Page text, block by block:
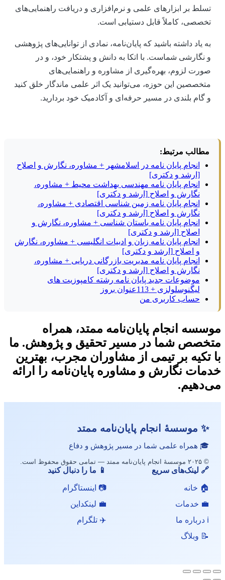
تسلط بر ابزارهای علمی و نرم‌افزاری و دریافت راهنمایی‌های
تخصصی، کاملاً قابل دستیابی است.
به یاد داشته باشید که پایان‌نامه، نمادی از توانایی‌های پژوهشی
و نگارشی شماست. با اتکا به دانش و پشتکار خود، و در
صورت لزوم، بهره‌گیری از مشاوره و راهنمایی‌های
متخصصین این حوزه، می‌توانید یک اثر علمی ماندگار خلق کنید
و گام بلندی در مسیر حرفه‌ای و آکادمیک خود بردارید.
مطالب مرتبط:
انجام پایان نامه در اسلامشهر + مشاوره، نگارش و اصلاح
[ارشد و دکتری]
انجام پایان نامه مهندسی بهداشت محیط + مشاوره،
نگارش و اصلاح [ارشد و دکتری]
انجام پایان نامه زمین شناسی اقتصادی + مشاوره،
نگارش و اصلاح [ارشد و دکتری]
انجام پایان نامه باستان شناسی + مشاوره، نگارش و
اصلاح [ارشد و دکتری]
انجام پایان نامه زبان و ادبیات انگلیسی + مشاوره، نگارش
و اصلاح [ارشد و دکتری]
انجام پایان نامه مدیریت بازرگانی دریایی + مشاوره،
نگارش و اصلاح [ارشد و دکتری]
موضوعات جدید پایان نامه رشته کامپوزیت های
لیگنوسلولزی + 113عنوان بروز
حساب کاربری من
موسسه انجام پایان‌نامه ممتد، همراه
متخصص شما در مسیر تحقیق و پژوهش. ما
با تکیه بر تیمی از مشاوران مجرب، بهترین
خدمات نگارش و مشاوره پایان‌نامه را ارائه
می‌دهیم.
✨ موسسهٔ انجام پایان‌نامه ممتد
🎓 همراه علمی شما در مسیر پژوهش و دفاع
© ۲۰۲۵ موسسهٔ انجام پایان‌نامه ممتد — تمامی حقوق محفوظ است.
🔗 لینک‌های سریع
🏠 خانه
💼 خدمات
ℹ️ درباره ما
📝 وبلاگ
📱 ما را دنبال کنید
📷 اینستاگرام
💼 لینکداین
✈️ تلگرام